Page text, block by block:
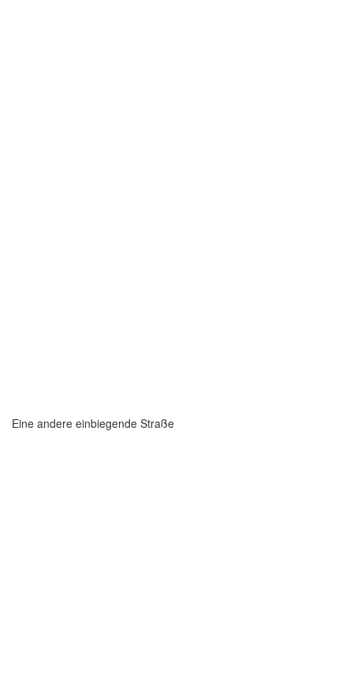
Eine andere einbiegende Straße